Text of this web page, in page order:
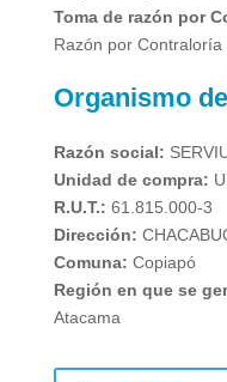
Toma de razón por
Razón por Contraloría
Organismo
Razón social:
Unidad de compra:
R.U.T.: 61.815.000-3
Dirección:
Comuna: Copiapó
Región en que se
Atacama